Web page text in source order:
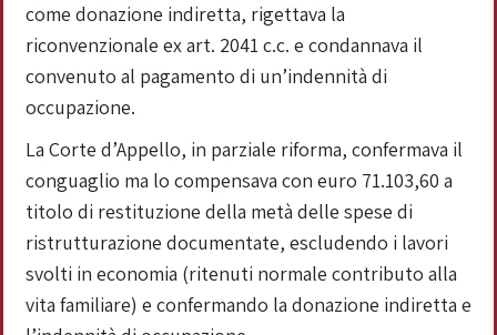
come donazione indiretta, rigettava la
riconvenzionale ex art. 2041 c.c. e condannava il
convenuto al pagamento di un’indennità di
occupazione.
La Corte d’Appello, in parziale riforma, confermava il
conguaglio ma lo compensava con euro 71.103,60 a
titolo di restituzione della metà delle spese di
ristrutturazione documentate, escludendo i lavori
svolti in economia (ritenuti normale contributo alla
vita familiare) e confermando la donazione indiretta e